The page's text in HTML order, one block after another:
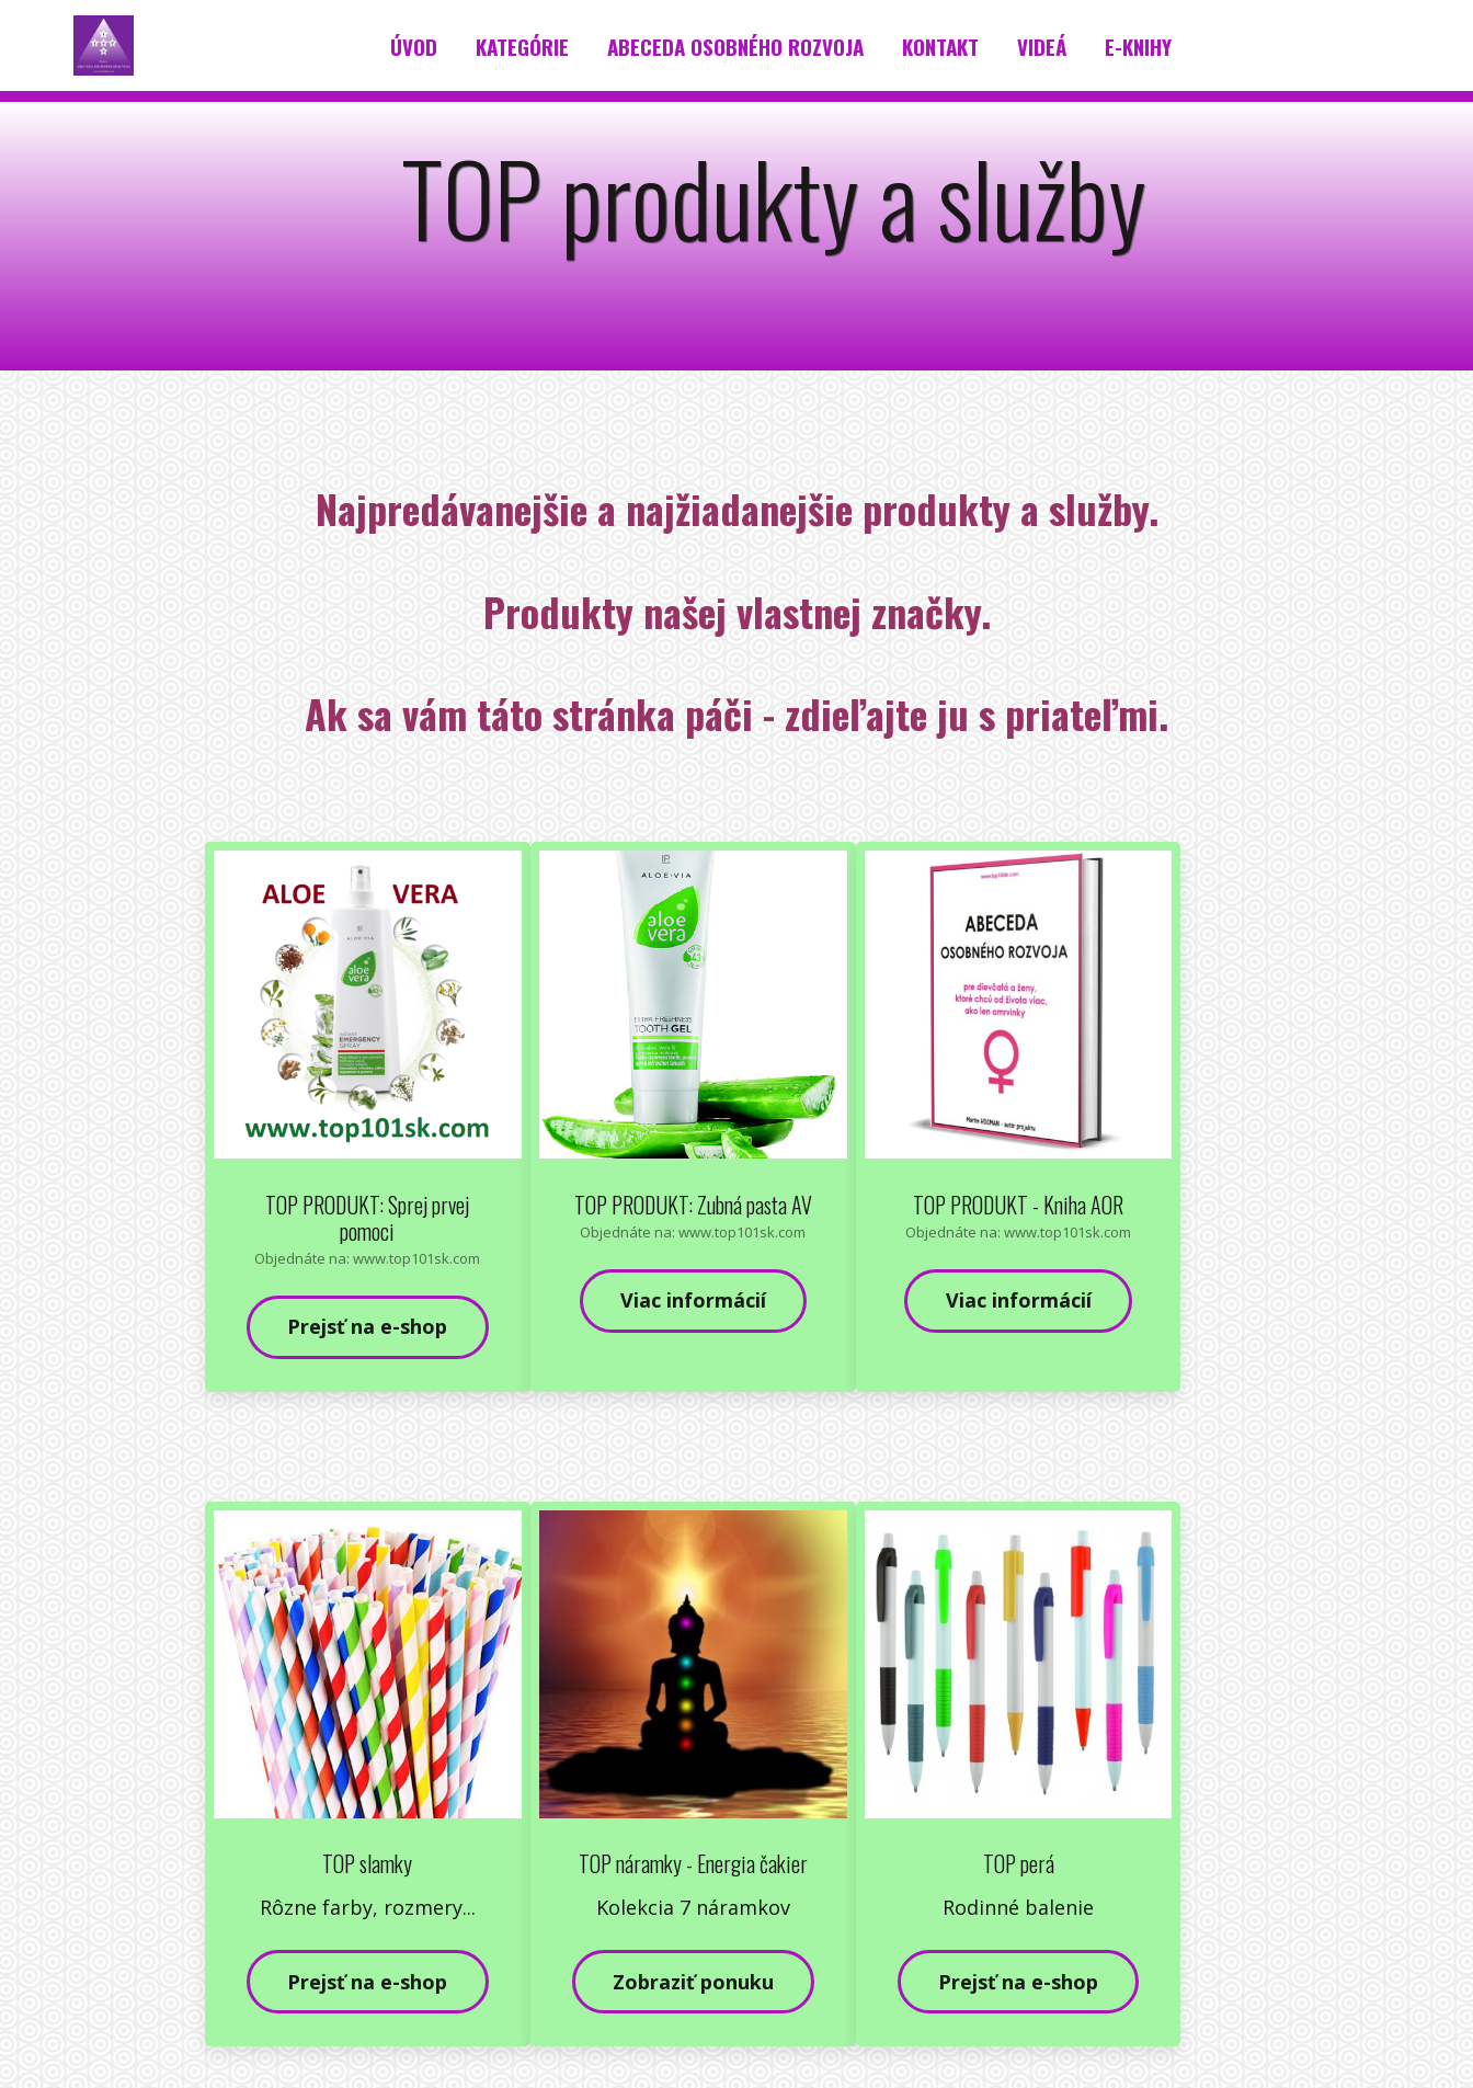
ÚVOD KATEGÓRIE ABECEDA OSOBNÉHO ROZVOJA KONTAKT VIDEÁ E-KNIHY
TOP produkty a služby
Najpredávanejšie a najžiadanejšie produkty a služby.
Produkty našej vlastnej značky.
Ak sa vám táto stránka páči - zdieľajte ju s priateľmi.
TOP PRODUKT: Sprej prvej
pomoci
Objednáte na: www.top101sk.com
Prejsť na e-shop
TOP PRODUKT: Zubná pasta AV
Objednáte na: www.top101sk.com
Viac informácií
TOP PRODUKT - Kniha AOR
Objednáte na: www.top101sk.com
Viac informácií
TOP slamky
Rôzne farby, rozmery...
Prejsť na e-shop
TOP náramky - Energia čakier
Kolekcia 7 náramkov
Zobraziť ponuku
TOP perá
Rodinné balenie
Prejsť na e-shop